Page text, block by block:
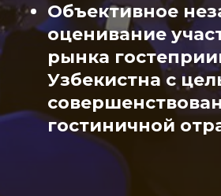
Объективное
оценивание
рынка
Узбекистна с
гостиничной